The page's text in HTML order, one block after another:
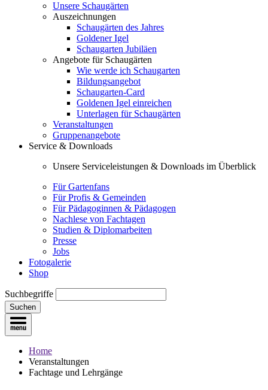
Unsere Schaugärten
Auszeichnungen
Schaugärten des Jahres
Goldener Igel
Schaugarten Jubiläen
Angebote für Schaugärten
Wie werde ich Schaugarten
Bildungsangebot
Schaugarten-Card
Goldenen Igel einreichen
Unterlagen für Schaugärten
Veranstaltungen
Gruppenangebote
Service & Downloads
Unsere Serviceleistungen & Downloads im Überblick
Für Gartenfans
Für Profis & Gemeinden
Für Pädagoginnen & Pädagogen
Nachlese von Fachtagen
Studien & Diplomarbeiten
Presse
Jobs
Fotogalerie
Shop
Suchbegriffe
Suchen
Home
Veranstaltungen
Fachtage und Lehrgänge